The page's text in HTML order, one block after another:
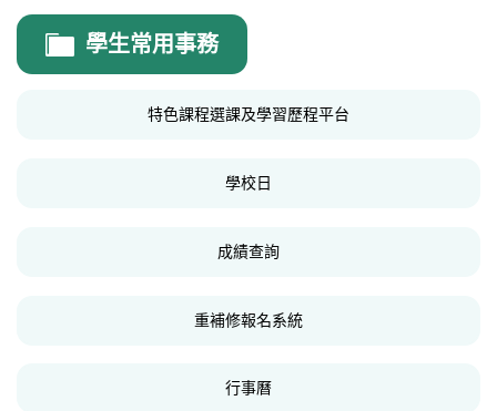
輔導室
學生常用事務
特色課程選課及學習歷程平台
學校日
成績查詢
重補修報名系統
行事曆